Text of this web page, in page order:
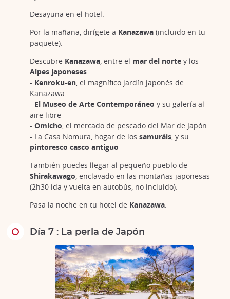
Desayuna en el hotel.
Por la mañana, dirígete a Kanazawa (incluido en tu
paquete).
Descubre Kanazawa, entre el mar del norte y los
Alpes japoneses:
- Kenroku-en, el magnífico jardín japonés de
Kanazawa
- El Museo de Arte Contemporáneo y su galería al
aire libre
- Omicho, el mercado de pescado del Mar de Japón
- La Casa Nomura, hogar de los samuráis, y su
pintoresco casco antiguo
También puedes llegar al pequeño pueblo de
Shirakawago, enclavado en las montañas japonesas
(2h30 ida y vuelta en autobús, no incluido).
Pasa la noche en tu hotel de Kanazawa.
Día 7 : La perla de Japón